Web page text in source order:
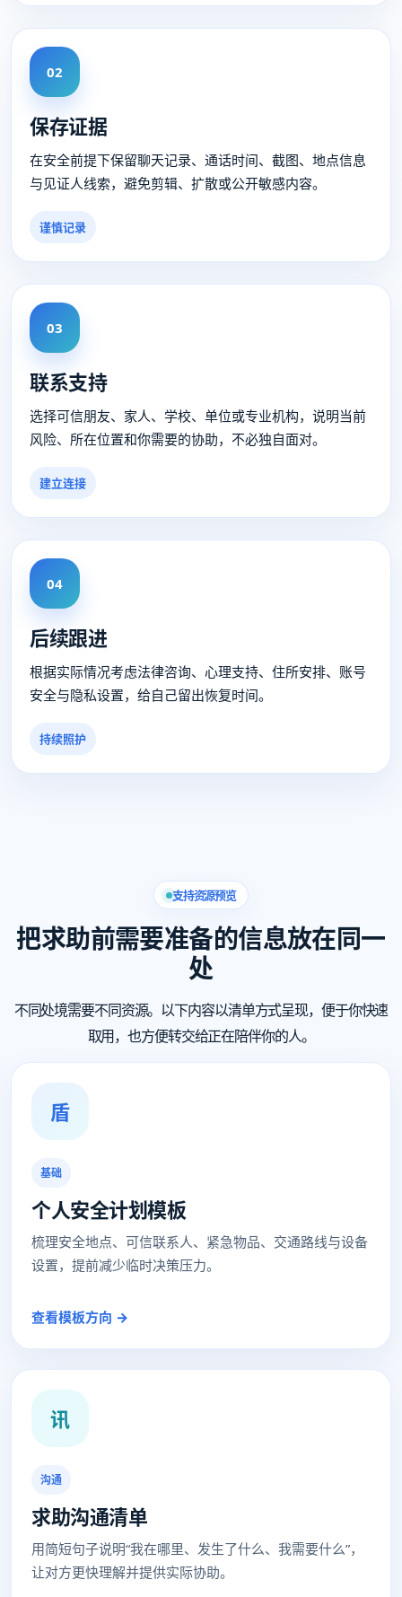
02
保存证据
在安全前提下保留聊天记录、通话时间、截图、地点信息
与见证人线索，避免剪辑、扩散或公开敏感内容。
谨慎记录
03
联系支持
选择可信朋友、家人、学校、单位或专业机构，说明当前
风险、所在位置和你需要的协助，不必独自面对。
建立连接
04
后续跟进
根据实际情况考虑法律咨询、心理支持、住所安排、账号
安全与隐私设置，给自己留出恢复时间。
持续照护
支持资源预览
把求助前需要准备的信息放在同一
处
不同处境需要不同资源。以下内容以清单方式呈现，便于你快速
取用，也方便转交给正在陪伴你的人。
盾
基础
个人安全计划模板
梳理安全地点、可信联系人、紧急物品、交通路线与设备
设置，提前减少临时决策压力。
查看模板方向 →
讯
沟通
求助沟通清单
用简短句子说明“我在哪里、发生了什么、我需要什么”，
让对方更快理解并提供实际协助。